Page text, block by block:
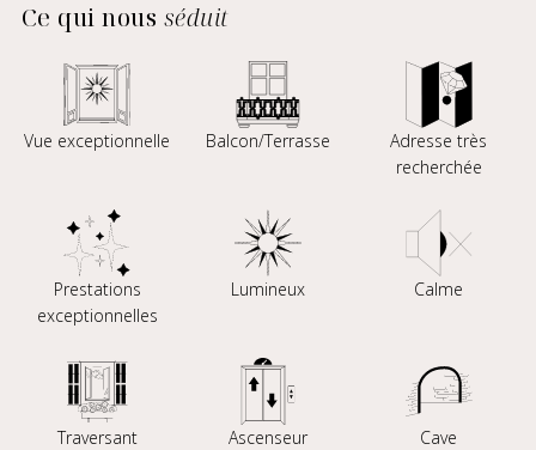
Ce qui nous séduit
Vue exceptionnelle Balcon/Terrasse
Adresse très
recherchée
Prestations
exceptionnelles
Lumineux Calme
Traversant Ascenseur Cave